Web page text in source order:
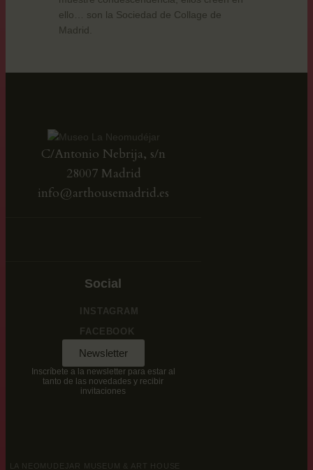
ello… son la Sociedad de Collage de
Madrid.
C/Antonio Nebrija, s/n
28007 Madrid
info@arthousemadrid.es
Social
INSTAGRAM
FACEBOOK
Newsletter
Inscríbete a la newsletter para estar al
tanto de las novedades y recibir
invitaciones
LA NEOMUDEJAR MUSEUM & ART HOUSE